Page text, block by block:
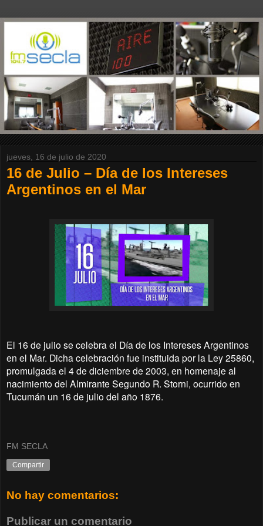
jueves, 16 de julio de 2020
16 de Julio – Día de los Intereses
Argentinos en el Mar
El 16 de julio se celebra el Día de los Intereses Argentinos
en el Mar. Dicha celebración fue instituida por la Ley 25860,
promulgada el 4 de diciembre de 2003, en homenaje al
nacimiento del Almirante Segundo R. Storni, ocurrido en
Tucumán un 16 de julio del año 1876.
FM SECLA
Compartir
No hay comentarios:
Publicar un comentario